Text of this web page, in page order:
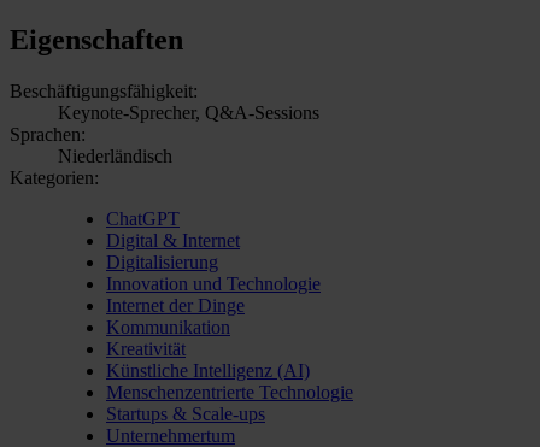
Eigenschaften
Beschäftigungsfähigkeit:
Keynote-Sprecher, Q&A-Sessions
Sprachen:
Niederländisch
Kategorien:
ChatGPT
Digital & Internet
Digitalisierung
Innovation und Technologie
Internet der Dinge
Kommunikation
Kreativität
Künstliche Intelligenz (AI)
Menschenzentrierte Technologie
Startups & Scale-ups
Unternehmertum